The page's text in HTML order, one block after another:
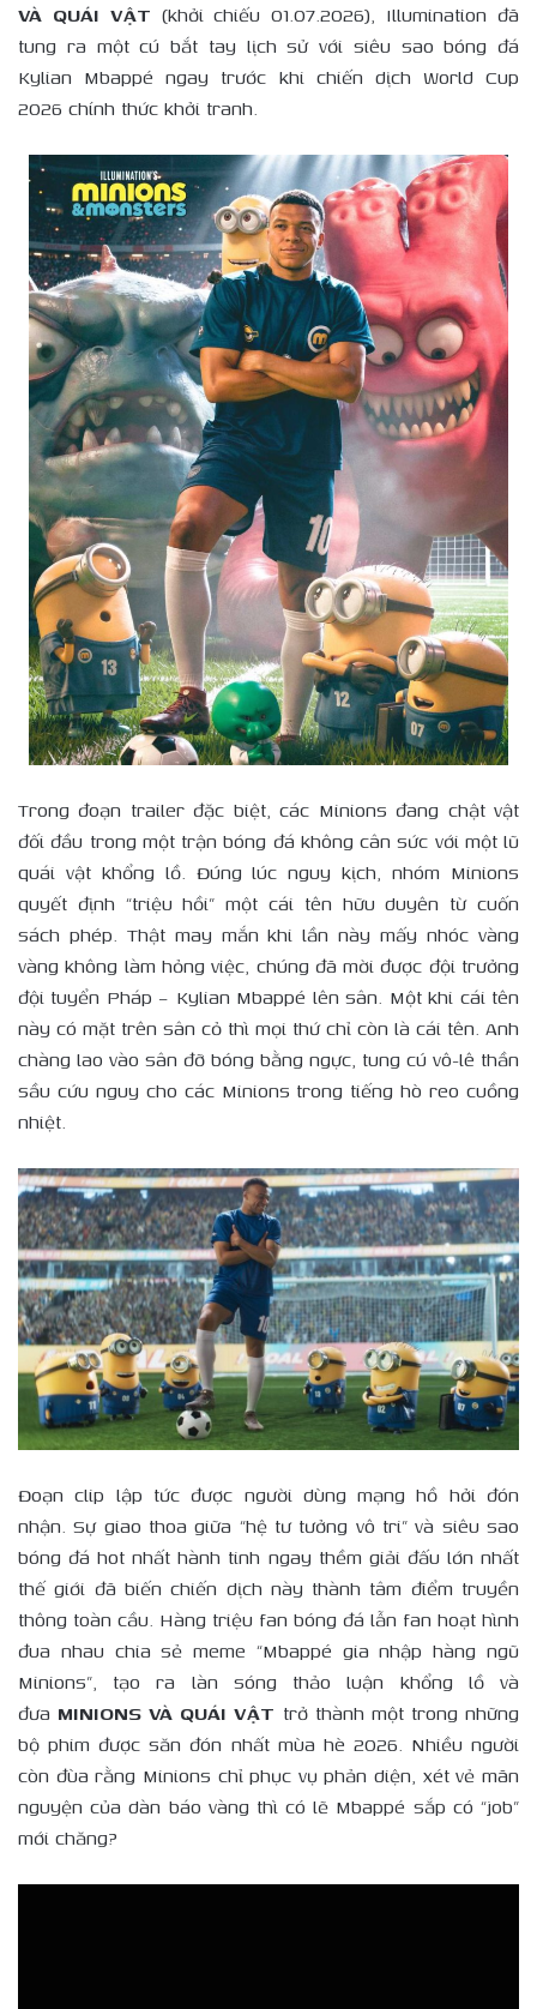
VÀ QUÁI VẬT (khởi chiếu 01.07.2026), Illumination đã
tung ra một cú bắt tay lịch sử với siêu sao bóng đá
Kylian Mbappé ngay trước khi chiến dịch World Cup
2026 chính thức khởi tranh.
Trong đoạn trailer đặc biệt, các Minions đang chật vật
đối đầu trong một trận bóng đá không cân sức với một lũ
quái vật khổng lồ. Đúng lúc nguy kịch, nhóm Minions
quyết định “triệu hồi” một cái tên hữu duyên từ cuốn
sách phép. Thật may mắn khi lần này mấy nhóc vàng
vàng không làm hỏng việc, chúng đã mời được đội trưởng
đội tuyển Pháp – Kylian Mbappé lên sân. Một khi cái tên
này có mặt trên sân cỏ thì mọi thứ chỉ còn là cái tên. Anh
chàng lao vào sân đỡ bóng bằng ngực, tung cú vô-lê thần
sầu cứu nguy cho các Minions trong tiếng hò reo cuồng
nhiệt.
Đoạn clip lập tức được người dùng mạng hồ hởi đón
nhận. Sự giao thoa giữa “hệ tư tưởng vô tri” và siêu sao
bóng đá hot nhất hành tinh ngay thềm giải đấu lớn nhất
thế giới đã biến chiến dịch này thành tâm điểm truyền
thông toàn cầu. Hàng triệu fan bóng đá lẫn fan hoạt hình
đua nhau chia sẻ meme “Mbappé gia nhập hàng ngũ
Minions”, tạo ra làn sóng thảo luận khổng lồ và
đưa MINIONS VÀ QUÁI VẬT trở thành một trong những
bộ phim được săn đón nhất mùa hè 2026. Nhiều người
còn đùa rằng Minions chỉ phục vụ phản diện, xét vẻ mãn
nguyện của dàn báo vàng thì có lẽ Mbappé sắp có “job”
mới chăng?